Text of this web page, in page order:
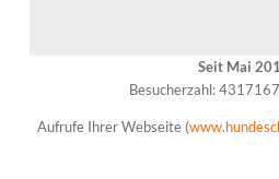
Seit Mai
Besucherzahl: 4317167
Aufrufe Ihrer Webseite (